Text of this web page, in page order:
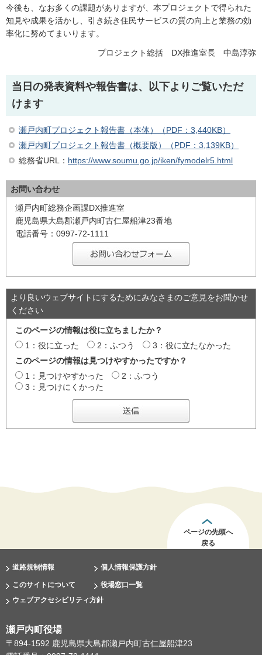
今後も、なお多くの課題がありますが、本プロジェクトで得られた
知見や成果を活かし、引き続き住民サービスの質の向上と業務の効
率化に努めてまいります。
プロジェクト総括 DX推進室長 中島淳弥
当日の発表資料や報告書は、以下よりご覧いただ
けます
瀬戸内町プロジェクト報告書（本体）（PDF：3,440KB）
瀬戸内町プロジェクト報告書（概要版）（PDF：3,139KB）
総務省URL： https://www.soumu.go.jp/iken/fymodelr5.html
お問い合わせ
瀬戸内町総務企画課DX推進室
鹿児島県大島郡瀬戸内町古仁屋船津23番地
電話番号：0997-72-1111
より良いウェブサイトにするためにみなさまのご意見をお聞かせ
ください
このページの情報は役に立ちましたか？
1：役に立った
2：ふつう
3：役に立たなかった
このページの情報は見つけやすかったですか？
1：見つけやすかった
2：ふつう
3：見つけにくかった
ページの先頭へ
戻る
道路規制情報 個人情報保護方針
このサイトについて
役場窓口一覧
ウェブアクセシビリティ方針
瀬戸内町役場
〒894-1592 鹿児島県大島郡瀬戸内町古仁屋船津23